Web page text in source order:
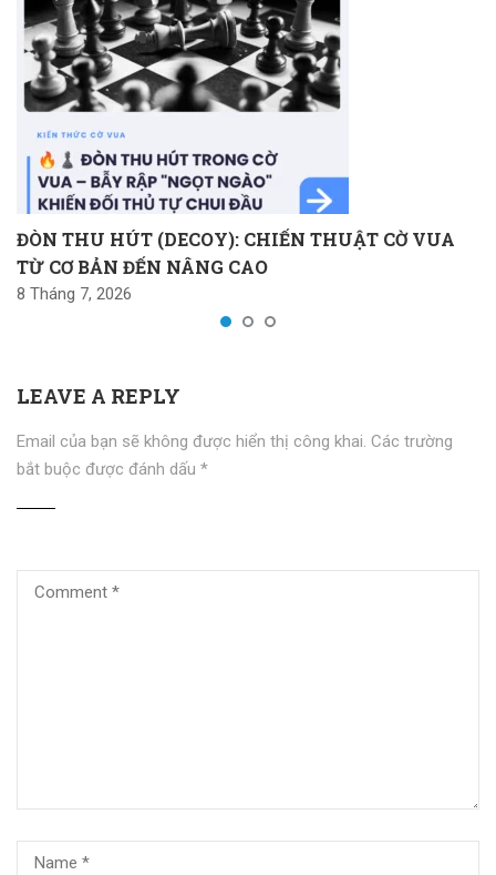
ĐÒN THU HÚT (DECOY): CHIẾN THUẬT CỜ VUA
TỪ CƠ BẢN ĐẾN NÂNG CAO
8 Tháng 7, 2026
LEAVE A REPLY
Email của bạn sẽ không được hiển thị công khai. Các trường
bắt buộc được đánh dấu *